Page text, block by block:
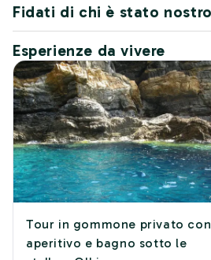
Fidati di chi è stato
Esperienze da vivere
Tour in gommone privato con
aperitivo e bagno sotto le